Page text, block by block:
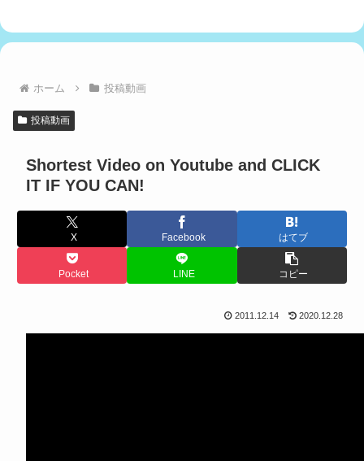
ホーム 投稿動画
投稿動画
Shortest Video on Youtube and CLICK
IT IF YOU CAN!
X Facebook はてブ
Pocket LINE コピー
2011.12.14 2020.12.28